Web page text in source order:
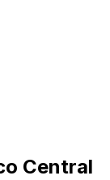
Central